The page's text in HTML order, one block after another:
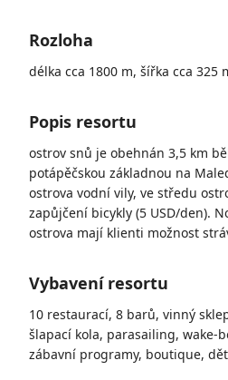
Rozloha
délka cca 1800 m, šířka cca 325
Popis resortu
ostrov snů je obehnán 3,5 km
potápěčskou základnou na
ostrova vodní vily, ve středu
zapůjčení bicykly (5 USD/den).
ostrova mají klienti možnost
Vybavení resortu
10 restaurací, 8 barů, vinný
šlapací kola, parasailing, wake-
zábavní programy, boutique,